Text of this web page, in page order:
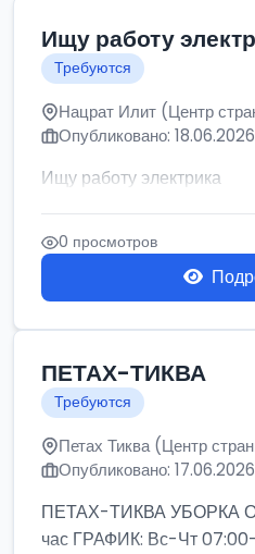
Ищу работу
Требуются
Нацрат Илит (Центр
Опубликовано: 18.06.2026
Ищу работу электрика
0 просмотров
ПЕТАХ-ТИКВА
Требуются
Петах Тиква (Центр
Опубликовано: 17.06.2026
ПЕТАХ-ТИКВА УБОРКА
час ГРАФИК: Вс-Чт